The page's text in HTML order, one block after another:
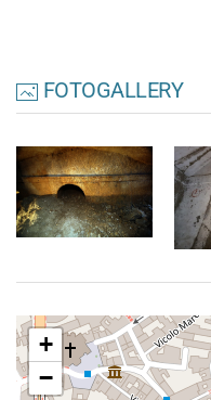
FOTOGALLERY
+
−